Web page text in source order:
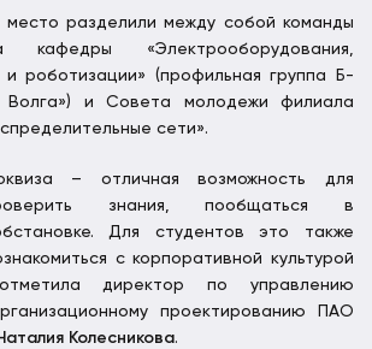
разделили между собой команды
кафедры «Электрооборудования,
и роботизации» (профильная группа Б-
Волга») и Совета молодежи филиала
сети».
– отличная возможность для
знания, пообщаться в
Для студентов это также
с корпоративной культурой
директор по управлению
проектированию ПАО
Колесникова.